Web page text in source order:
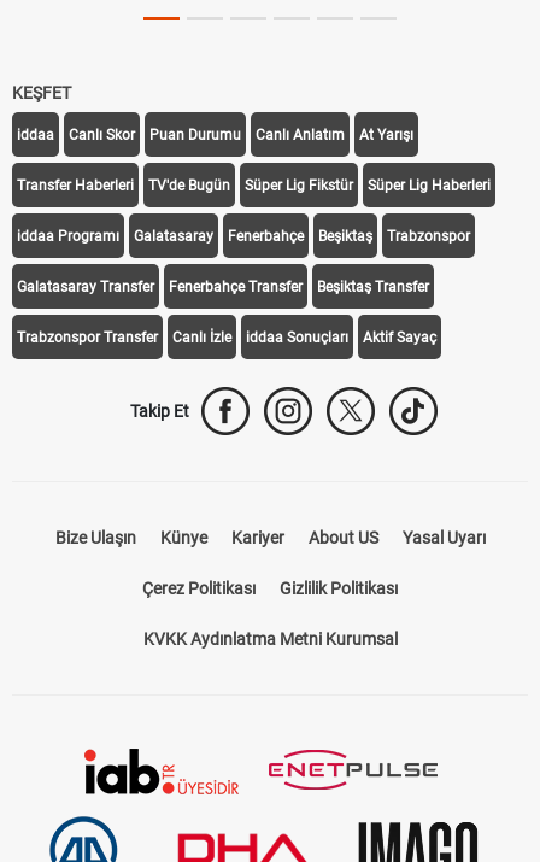
KEŞFET
iddaa Canlı Skor Puan Durumu Canlı Anlatım At Yarışı
Transfer Haberleri TV'de Bugün Süper Lig Fikstür Süper Lig Haberleri
iddaa Programı Galatasaray Fenerbahçe Beşiktaş Trabzonspor
Galatasaray Transfer Fenerbahçe Transfer Beşiktaş Transfer
Trabzonspor Transfer Canlı İzle iddaa Sonuçları Aktif Sayaç
Takip Et
Bize Ulaşın Künye Kariyer About US Yasal Uyarı
Çerez Politikası Gizlilik Politikası
KVKK Aydınlatma Metni Kurumsal